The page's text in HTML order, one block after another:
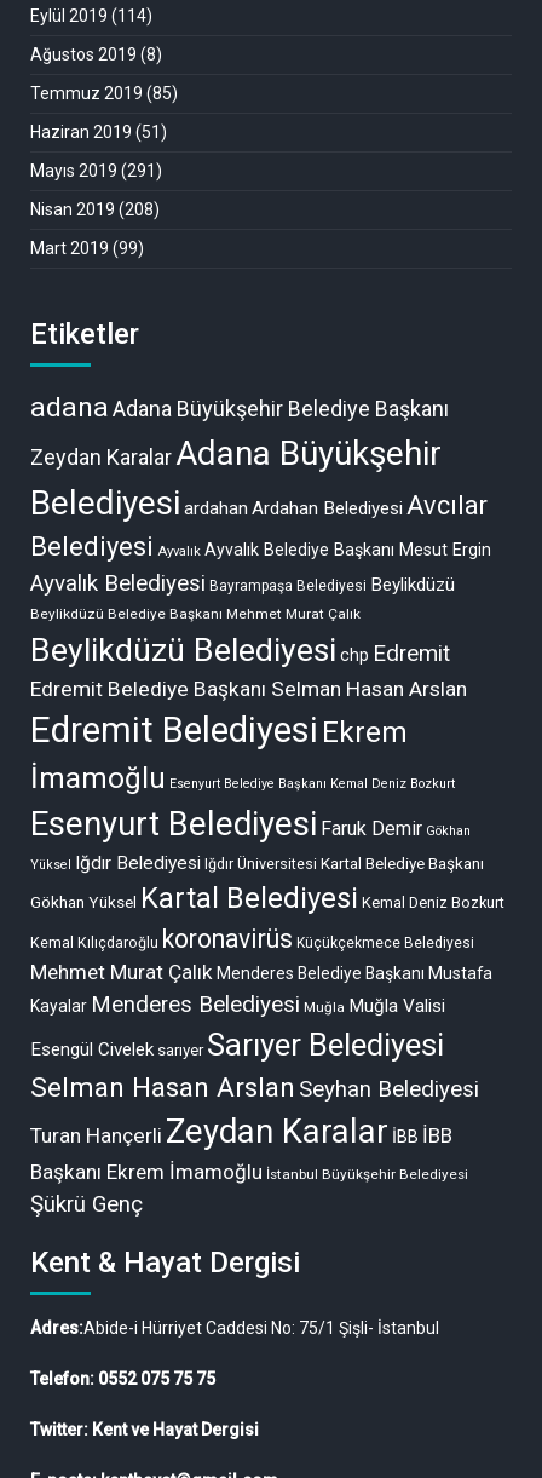
Eylül 2019 (114)
Ağustos 2019 (8)
Temmuz 2019 (85)
Haziran 2019 (51)
Mayıs 2019 (291)
Nisan 2019 (208)
Mart 2019 (99)
Etiketler
adanaAdana Büyükşehir Belediye Başkanı
Zeydan KaralarAdana Büyükşehir
Belediyesi ardahan Ardahan Belediyesi Avcılar
Belediyesi Ayvalık Ayvalık Belediye Başkanı Mesut Ergin
Ayvalık Belediyesi Bayrampaşa Belediyesi Beylikdüzü
Beylikdüzü Belediye Başkanı Mehmet Murat Çalık
Beylikdüzü Belediyesi chp Edremit
Edremit Belediye Başkanı Selman Hasan Arslan
Edremit Belediyesi Ekrem
İmamoğlu Esenyurt Belediye Başkanı Kemal Deniz Bozkurt
Esenyurt Belediyesi Faruk Demir Gökhan
Yüksel Iğdır Belediyesi Iğdır Üniversitesi Kartal Belediye Başkanı
Gökhan Yüksel Kartal Belediyesi Kemal Deniz Bozkurt
Kemal Kılıçdaroğlu koronavirüs Küçükçekmece Belediyesi
Mehmet Murat Çalık Menderes Belediye Başkanı Mustafa
Kayalar Menderes Belediyesi Muğla Muğla Valisi
Esengül Civelek sarıyer Sarıyer Belediyesi
Selman Hasan Arslan Seyhan Belediyesi
Turan Hançerli Zeydan Karalar İBB İBB
Başkanı Ekrem İmamoğlu İstanbul Büyükşehir Belediyesi
Şükrü Genç
Kent & Hayat Dergisi
Adres:Abide-i Hürriyet Caddesi No: 75/1 Şişli- İstanbul
Telefon: 0552 075 75 75
Twitter: Kent ve Hayat Dergisi